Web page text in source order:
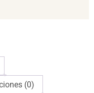
(0)